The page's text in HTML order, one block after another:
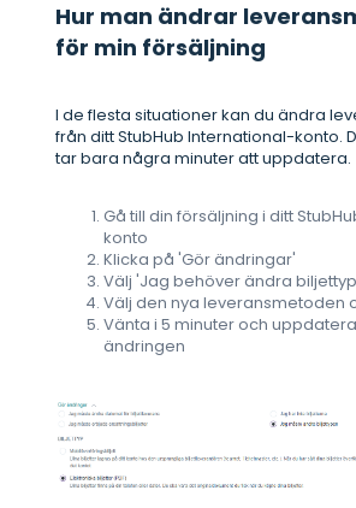
Hur man ändrar
för min försäljning
I de flesta situationer kan du ändra
från ditt StubHub International-konto.
tar bara några minuter att uppdatera.
Gå till din försäljning i ditt
konto
Klicka på 'Gör ändringar'
Välj 'Jag behöver ändra
Välj den nya leveransmetoden
Vänta i 5 minuter och
ändringen